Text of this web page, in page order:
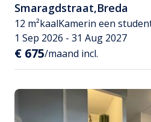
Smaragdstraat,Breda
12 m²kaalKamerin een
1 Sep 2026 - 31 Aug 2027
€ 675/maand incl.